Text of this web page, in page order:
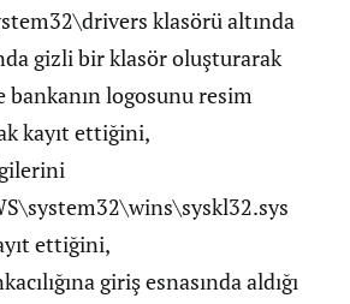
klasörü altında
gizli bir klasör oluşturarak
bankanın logosunu resim
kayıt ettiğini,
ettiğini,
giriş esnasında aldığı